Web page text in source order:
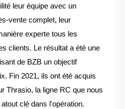
leur équipe avec un
vente complet, leur
experte tous les
clients. Le résultat a été une
de BZB un objectif
Fin 2021, ils ont été acquis
Thrasio, la ligne RC que nous
clé dans l'opération.